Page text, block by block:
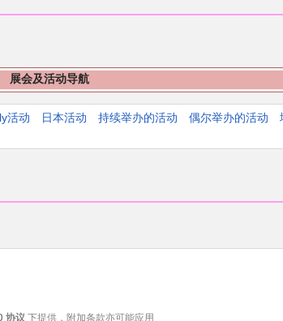
展会及活动导航
活动 日本活动 持续举办的活动 偶尔举办的活动
协议 下提供，附加条款亦可能应用